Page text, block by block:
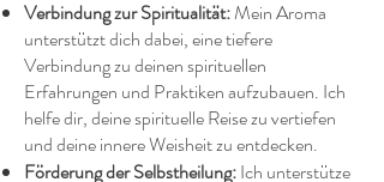
Verbindung zur Spiritualität:Mein Aroma
unterstützt dich dabei, eine tiefere
Verbindung zu deinen spirituellen
Erfahrungen und Praktiken aufzubauen. Ich
helfe dir, deine spirituelle Reise zu vertiefen
und deine innere Weisheit zu entdecken.
Förderung der Selbstheilung:Ich unterstütze